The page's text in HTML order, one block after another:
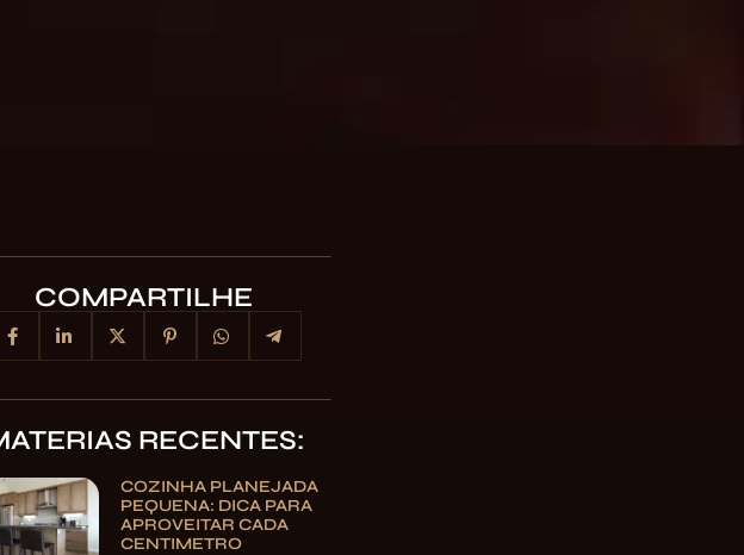
COMPARTILHE
RECENTES:
COZINHA PLANEJADA
PEQUENA: DICA PARA
APROVEITAR CADA
CENTIMETRO